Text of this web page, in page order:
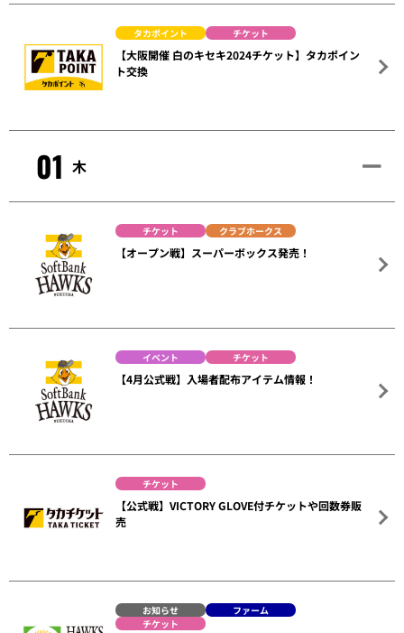
タカポイント チケット
【大阪開催 白のキセキ2024チケット】タカポイン
ト交換
01 木
チケット クラブホークス
【オープン戦】スーパーボックス発売！
イベント チケット
【4月公式戦】入場者配布アイテム情報！
チケット
【公式戦】VICTORY GLOVE付チケットや回数券販
売
お知らせ
ファーム
チケット